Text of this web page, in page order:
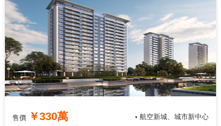
售價 ￥330萬 • 航空新城、城市新中心